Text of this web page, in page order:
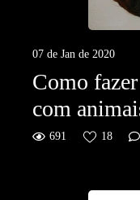
07 de Jan de 2020
Como
com
691 18